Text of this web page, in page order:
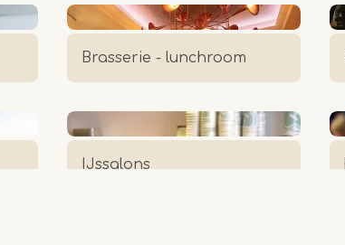
Brasserie - lunchroom
IJssalons